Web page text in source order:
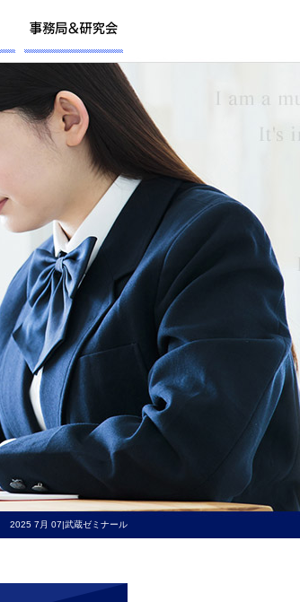
2025 7月 07|武蔵ゼミナール